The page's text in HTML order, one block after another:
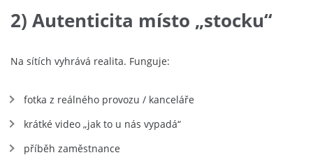
2) Autenticita místo „stocku“
Na sítích vyhrává realita. Funguje:
fotka z reálného provozu / kanceláře
krátké video „jak to u nás vypadá“
příběh zaměstnance